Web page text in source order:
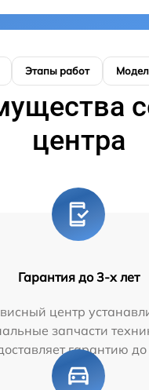
Этапы работ
центра
Гарантия до 3-х лет
центр
запчасти
гарантию до